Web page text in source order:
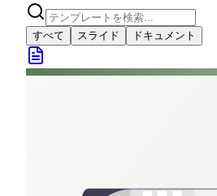
すべて スライド ドキュメント